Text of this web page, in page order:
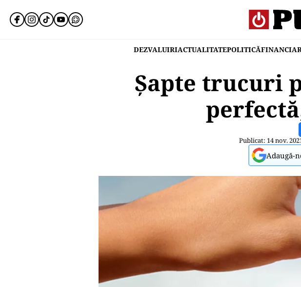
DEZVALUIRIACTUALITATEPOLITICĂ
Șapte trucuri
Publicat: 14 nov.
Adaugă-